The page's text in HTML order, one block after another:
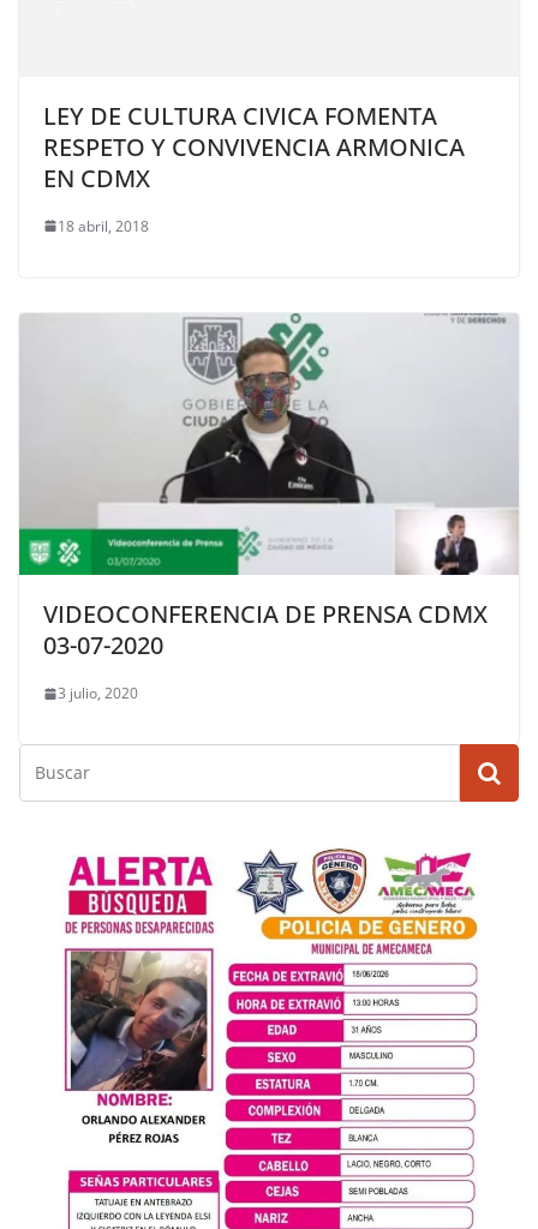
LEY DE CULTURA CIVICA FOMENTA
RESPETO Y CONVIVENCIA ARMONICA
EN CDMX
18 abril, 2018
VIDEOCONFERENCIA DE PRENSA CDMX
03-07-2020
3 julio, 2020